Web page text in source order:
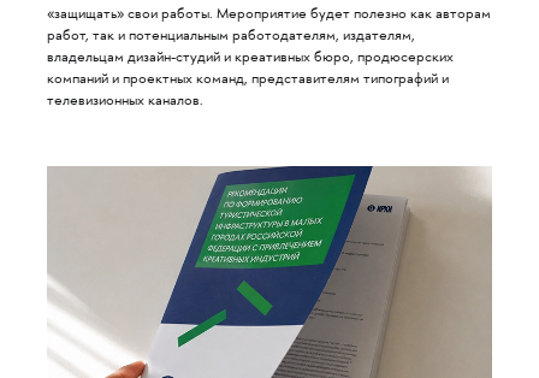
«защищать» свои работы. Мероприятие будет полезно как авторам
работ, так и потенциальным работодателям, издателям,
владельцам дизайн-студий и креативных бюро, продюсерских
компаний и проектных команд, представителям типографий и
телевизионных каналов.